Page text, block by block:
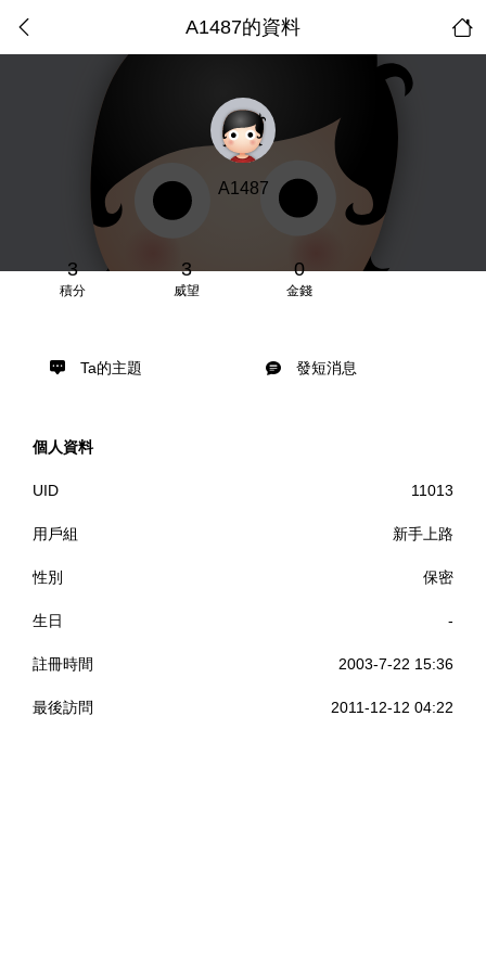
A1487的資料
A1487
3
積分
3
威望
0
金錢
Ta的主題 發短消息
個人資料
UID 11013
用戶組 新手上路
性別 保密
生日 -
註冊時間 2003-7-22 15:36
最後訪問 2011-12-12 04:22